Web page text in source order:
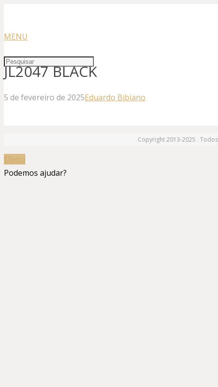
MENU
JL2047 BLACK
5 de fevereiro de 2025Eduardo Bibiano
Copyright 2013-2025 .
Menu
Podemos ajudar?